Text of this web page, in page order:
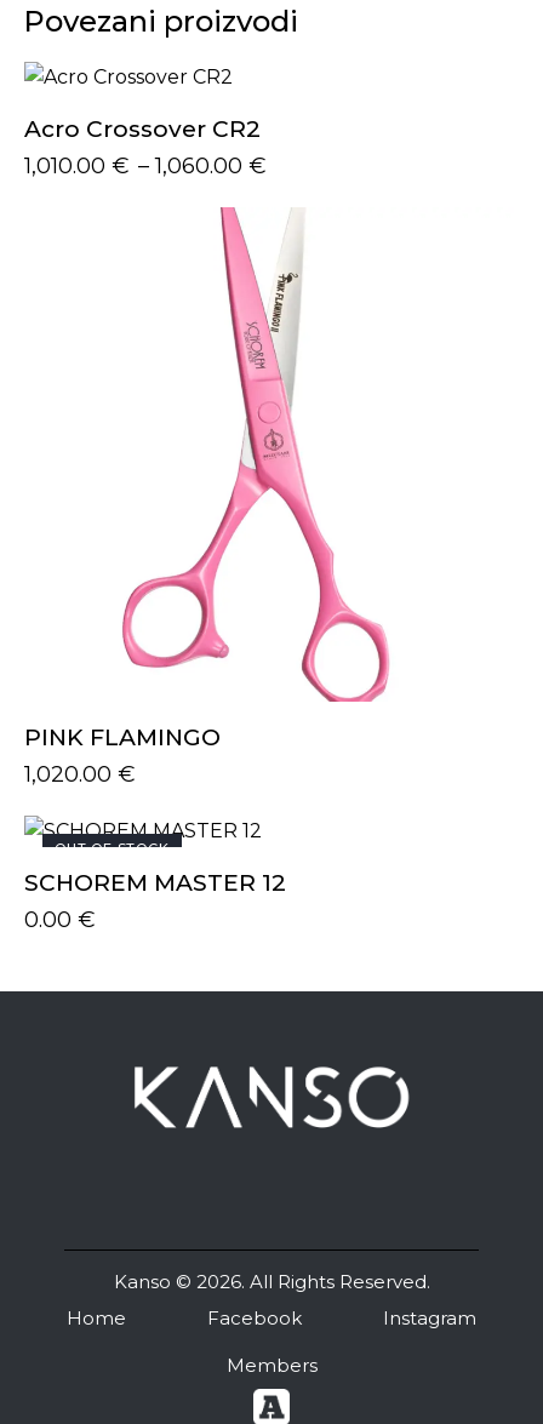
Povezani proizvodi
Acro Crossover CR2
1,010.00 € – 1,060.00 €
PINK FLAMINGO
1,020.00 €
OUT OF STOCK
SCHOREM MASTER 12
0.00 €
Kanso © 2026. All Rights Reserved.
Home
Facebook Instagram
Members